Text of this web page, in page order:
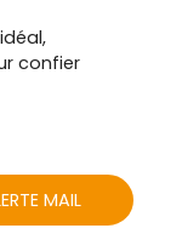
confier
MAIL